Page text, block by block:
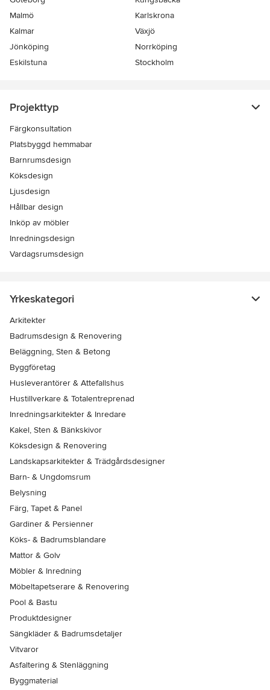
Malmö
Karlskrona
Kalmar
Växjö
Jönköping
Norrköping
Eskilstuna
Stockholm
Projekttyp
Färgkonsultation
Platsbyggd hemmabar
Barnrumsdesign
Köksdesign
Ljusdesign
Hållbar design
Inköp av möbler
Inredningsdesign
Vardagsrumsdesign
Yrkeskategori
Arkitekter
Badrumsdesign & Renovering
Beläggning, Sten & Betong
Byggföretag
Husleverantörer & Attefallshus
Hustillverkare & Totalentreprenad
Inredningsarkitekter & Inredare
Kakel, Sten & Bänkskivor
Köksdesign & Renovering
Landskapsarkitekter & Trädgårdsdesigner
Barn- & Ungdomsrum
Belysning
Färg, Tapet & Panel
Gardiner & Persienner
Köks- & Badrumsblandare
Mattor & Golv
Möbler & Inredning
Möbeltapetserare & Renovering
Pool & Bastu
Produktdesigner
Sängkläder & Badrumsdetaljer
Vitvaror
Asfaltering & Stenläggning
Byggmaterial